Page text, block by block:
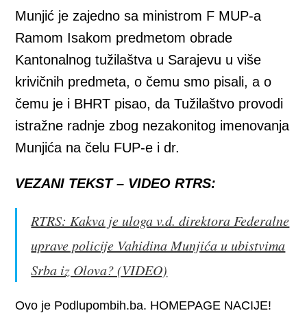
Munjić je zajedno sa ministrom F MUP-a
Ramom Isakom predmetom obrade
Kantonalnog tužilaštva u Sarajevu u više
krivičnih predmeta, o čemu smo pisali, a o
čemu je i BHRT pisao, da Tužilaštvo provodi
istražne radnje zbog nezakonitog imenovanja
Munjića na čelu FUP-e i dr.
VEZANI TEKST – VIDEO RTRS:
RTRS: Kakva je uloga v.d. direktora Federalne
uprave policije Vahidina Munjića u ubistvima
Srba iz Olova? (VIDEO)
Ovo je Podlupombih.ba. HOMEPAGE NACIJE!